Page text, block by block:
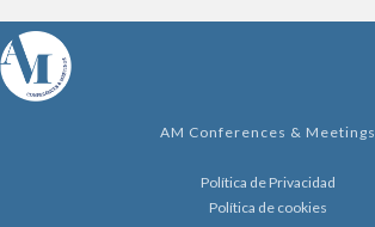
AM Conferences & Meetings
Política de Privacidad
Política de cookies